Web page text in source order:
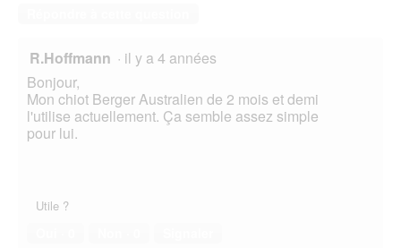
R.Hoffmann · il y a 4 années
Bonjour,
Mon chiot Berger Australien de 2 mois et demi
l'utilise actuellement. Ça semble assez simple
pour lui.
Utile ?